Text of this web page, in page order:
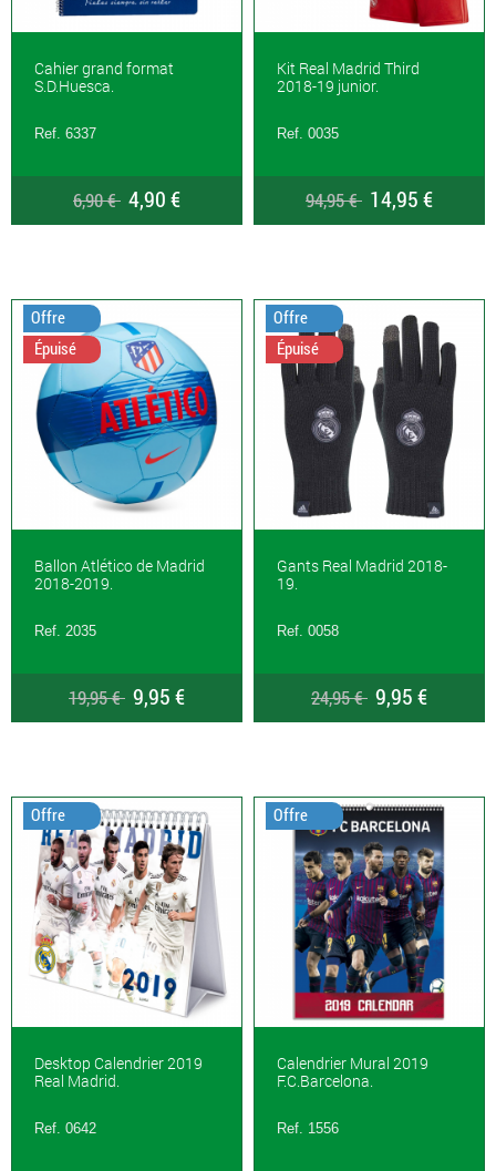
Cahier grand format
S.D.Huesca.
Ref. 6337
6,90 € 4,90 €
Kit Real Madrid Third
2018-19 junior.
Ref. 0035
94,95 € 14,95 €
Offre
Épuisé
Ballon Atlético de Madrid
2018-2019.
Ref. 2035
19,95 € 9,95 €
Offre
Épuisé
Gants Real Madrid 2018-
19.
Ref. 0058
24,95 € 9,95 €
Offre
Desktop Calendrier 2019
Real Madrid.
Ref. 0642
Offre
Calendrier Mural 2019
F.C.Barcelona.
Ref. 1556